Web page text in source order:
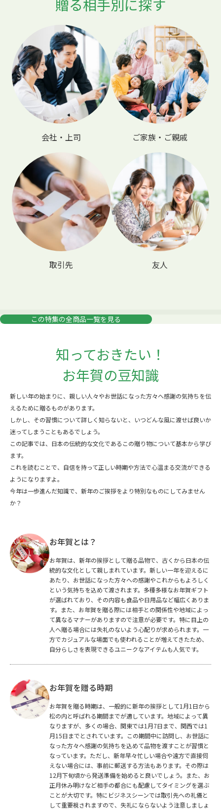
贈る相手別に探す
会社・上司 ご家族・ご親戚
取引先 友人
この特集の全商品一覧を見る
知っておきたい！
お年賀の豆知識
新しい年の始まりに、親しい人々やお世話になった方々へ感謝の気持ちを伝
えるために贈るものがあります。
しかし、その習慣について詳しく知らないと、いつどんな風に渡せば良いか
迷ってしまうこともあるでしょう。
この記事では、日本の伝統的な文化であるこの贈り物について基本から学び
ます。
これを読むことで、自信を持って正しい時期や方法で心温まる交流ができる
ようになりますよ。
今年は一歩進んだ知識で、新年のご挨拶をより特別なものにしてみません
か？
お年賀とは？
お年賀は、新年の挨拶として贈る品物で、古くから日本の伝
統的な文化として親しまれています。新しい一年を迎えるに
あたり、お世話になった方々への感謝やこれからもよろしく
という気持ちを込めて渡されます。多種多様なお年賀ギフト
が選ばれており、その内容も食品や日用品など幅広くありま
す。また、お年賀を贈る際には相手との関係性や地域によっ
て異なるマナーがありますので注意が必要です。特に目上の
人へ贈る場合には失礼のないよう心配りが求められます。一
方でカジュアルな場面でも使われることが増えてきたため、
自分らしさを表現できるユニークなアイテムも人気です。
お年賀を贈る時期
お年賀を贈る時期は、一般的に新年の挨拶として1月1日から
松の内と呼ばれる期間までが適しています。地域によって異
なりますが、多くの場合、関東では1月7日まで、関西では1
月15日までとされています。この期間中に訪問し、お世話に
なった方々へ感謝の気持ちを込めて品物を渡すことが習慣と
なっています。ただし、新年早々忙しい場合や遠方で直接伺
えない場合には、事前に郵送する方法もあります。その際は
12月下旬頃から発送準備を始めると良いでしょう。また、お
正月休み明けなど相手の都合にも配慮してタイミングを選ぶ
ことが大切です。特にビジネスシーンでは取引先への礼儀と
して重要視されますので、失礼にならないよう注意しましょ